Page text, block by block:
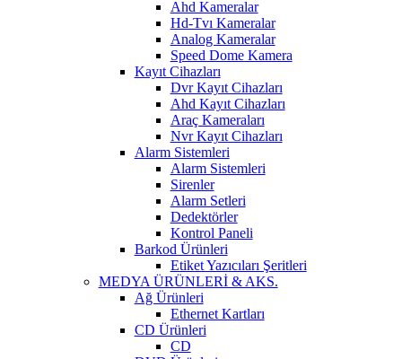
Ahd Kameralar
Hd-Tvı Kameralar
Analog Kameralar
Speed Dome Kamera
Kayıt Cihazları
Dvr Kayıt Cihazları
Ahd Kayıt Cihazları
Araç Kameraları
Nvr Kayıt Cihazları
Alarm Sistemleri
Alarm Sistemleri
Sirenler
Alarm Setleri
Dedektörler
Kontrol Paneli
Barkod Ürünleri
Etiket Yazıcıları Şeritleri
MEDYA ÜRÜNLERİ & AKS.
Ağ Ürünleri
Ethernet Kartları
CD Ürünleri
CD